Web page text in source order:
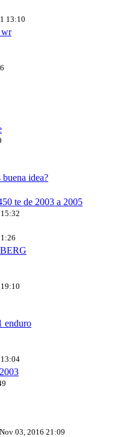
13:10
wr
idea?
te de 2003 a 2005
enduro
03, 2016 21:09